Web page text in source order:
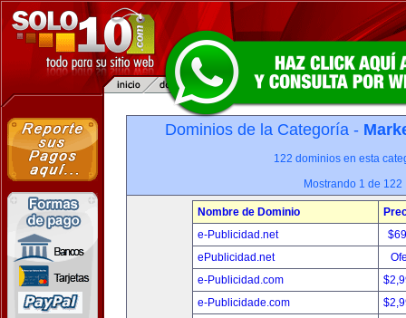
Dominios de la Categoría -
122 dominios en esta
Mostrando 1 de 122
Nombre de Dominio
e-Publicidad.net
ePublicidad.net
e-Publicidad.com
e-Publicidade.com